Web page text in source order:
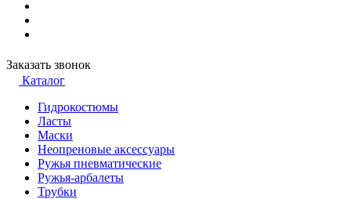
Заказать звонок
Каталог
Гидрокостюмы
Ласты
Маски
Неопреновые аксессуары
Ружья пневматические
Ружья-арбалеты
Трубки